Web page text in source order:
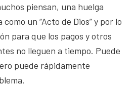
piensan, una huelga
un “Acto de Dios” y por lo
para que los pagos y otros
no lleguen a tiempo. Puede
puede rápidamente